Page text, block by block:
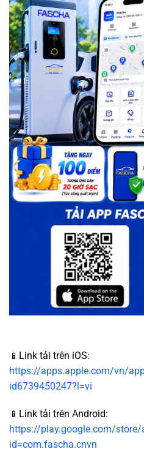
📱Link tải trên iOS:
https://apps.apple.com/vn/
id6739450247?l=vi
📱Link tải trên Android:
https://play.google.com/
id=com.fascha.cnvn